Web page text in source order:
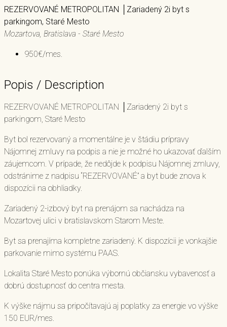
REZERVOVANÉ METROPOLITAN │Zariadený 2i byt s
parkingom, Staré Mesto
Mozartova, Bratislava - Staré Mesto
950€/mes.
Popis / Description
REZERVOVANÉ METROPOLITAN │Zariadený 2i byt s
parkingom, Staré Mesto
Byt bol rezervovaný a momentálne je v štádiu prípravy
Nájomnej zmluvy na podpis a nie je možné ho ukazovať ďalším
záujemcom. V prípade, že nedôjde k podpisu Nájomnej zmluvy,
odstránime z nadpisu “REZERVOVANÉ” a byt bude znova k
dispozícii na obhliadky.
Zariadený 2-izbový byt na prenájom sa nachádza na
Mozartovej ulici v bratislavskom Starom Meste.
Byt sa prenajíma kompletne zariadený. K dispozícii je vonkajšie
parkovanie mimo systému PAAS.
Lokalita Staré Mesto ponúka výbornú občiansku vybavenosť a
dobrú dostupnosť do centra mesta.
K výške nájmu sa pripočítavajú aj poplatky za energie vo výške
150 EUR/mes.